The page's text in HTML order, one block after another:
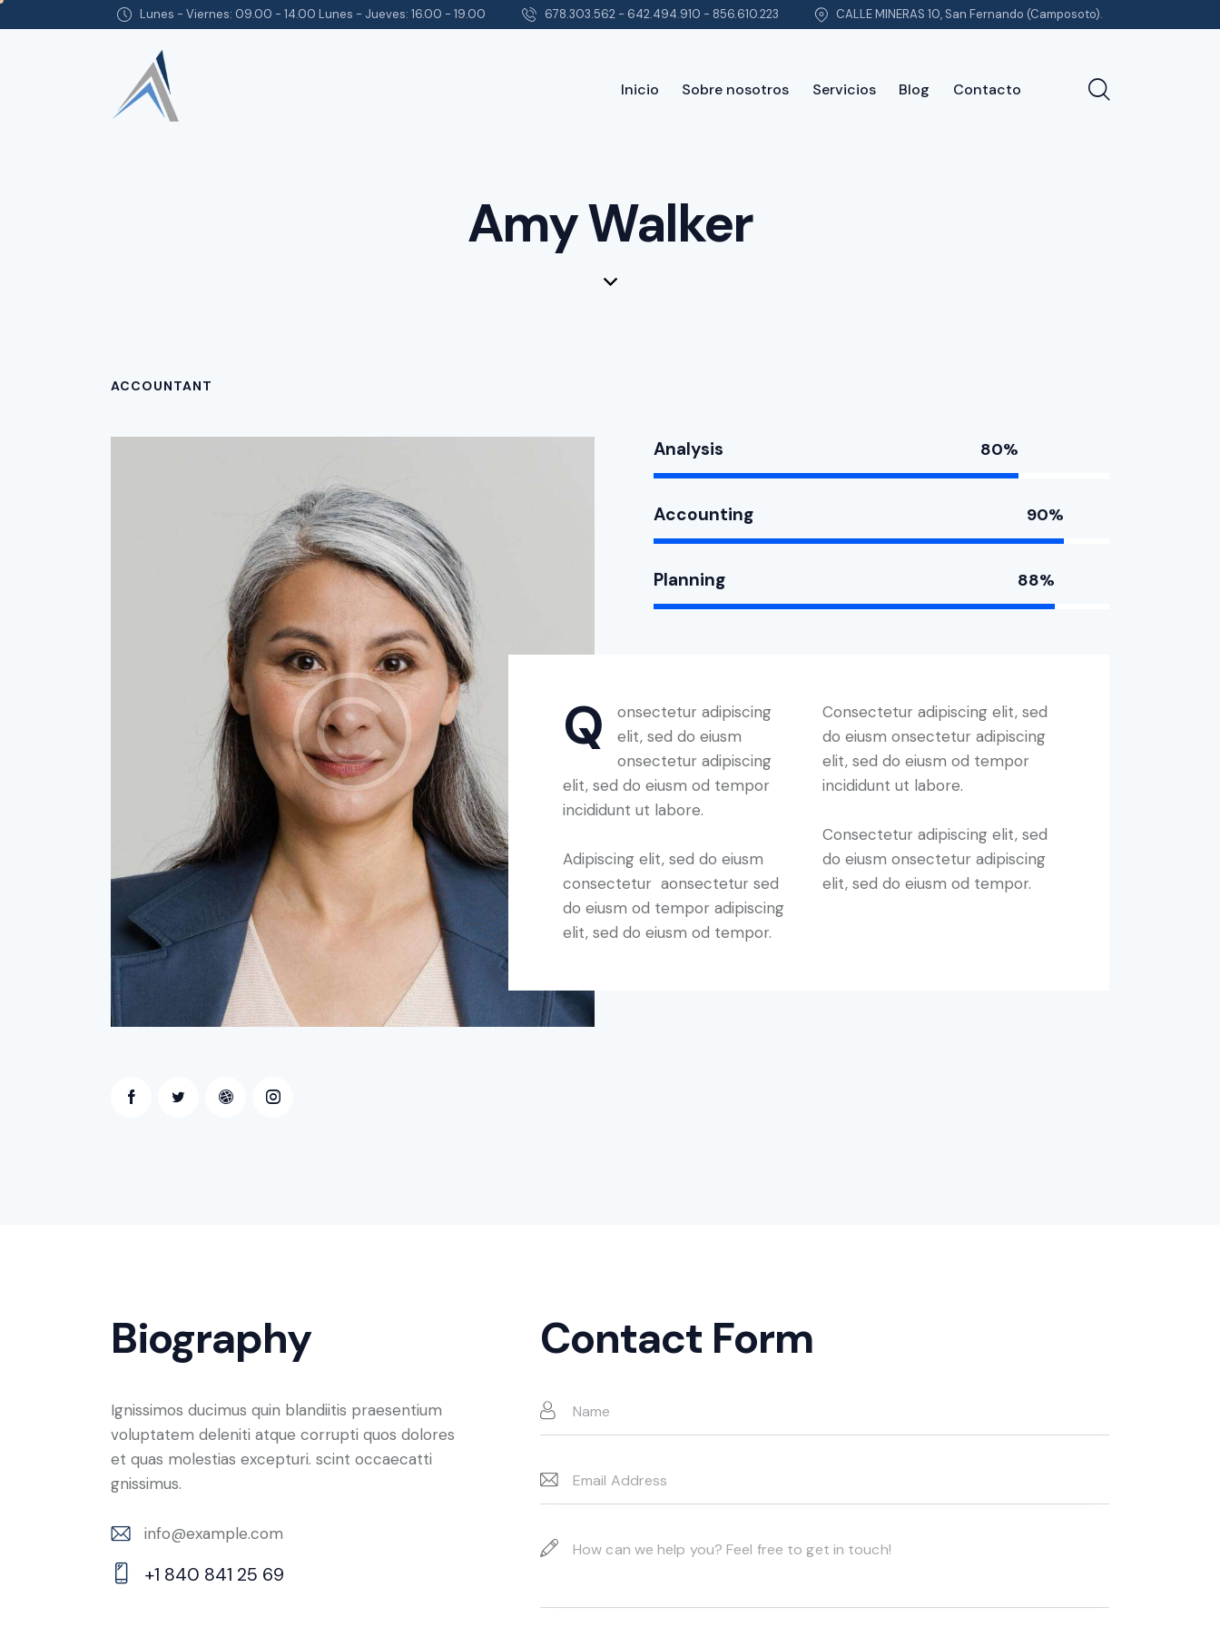
Lunes - Viernes: 09.00 - 14.00 Lunes - Jueves: 16.00 - 19.00 678.303.562 - 642.494.910 - 856.610.223 CALLE MINERAS 10, San Fernando (Camposoto).
Inicio Sobre nosotros Servicios Blog Contacto
Amy Walker
ACCOUNTANT
Analysis 80%
Accounting 90%
Planning 88%
Q
onsectetur adipiscing
elit, sed do eiusm
onsectetur adipiscing
elit, sed do eiusm od tempor
incididunt ut labore.
Adipiscing elit, sed do eiusm
consectetur aonsectetur sed
do eiusm od tempor adipiscing
elit, sed do eiusm od tempor.
Consectetur adipiscing elit, sed
do eiusm onsectetur adipiscing
elit, sed do eiusm od tempor
incididunt ut labore.
Consectetur adipiscing elit, sed
do eiusm onsectetur adipiscing
elit, sed do eiusm od tempor.
Biography
Ignissimos ducimus quin blandiitis praesentium
voluptatem deleniti atque corrupti quos dolores
et quas molestias excepturi. scint occaecatti
gnissimus.
E-
m
info@example.com
+1 840 841 25 69
Contact Form